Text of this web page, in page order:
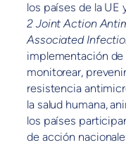
los países de la UE
2 Joint Action
Associated
implementación
monitorear,
resistencia
la salud humana,
los países
de acción